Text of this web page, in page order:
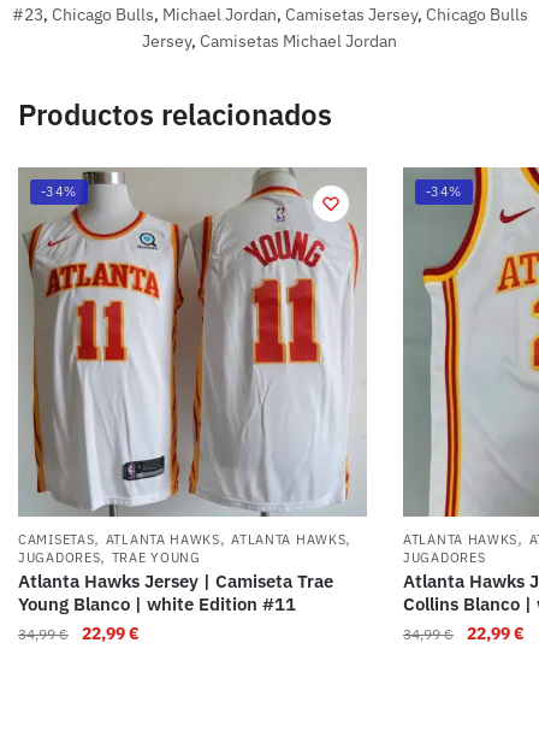
#23, Chicago Bulls, Michael Jordan, Camisetas Jersey, Chicago Bulls
Jersey, Camisetas Michael Jordan
Productos relacionados
-34%
CAMISETAS, ATLANTA HAWKS,ATLANTA HAWKS,
JUGADORES, TRAE YOUNG
Atlanta Hawks Jersey | Camiseta Trae
Young Blanco | white Edition #11
34,99€ 22,99€
-34%
ATLANTA HAWKS,
JUGADORES
Atlanta Hawks
Collins Blanco
34,99€ 22,99€